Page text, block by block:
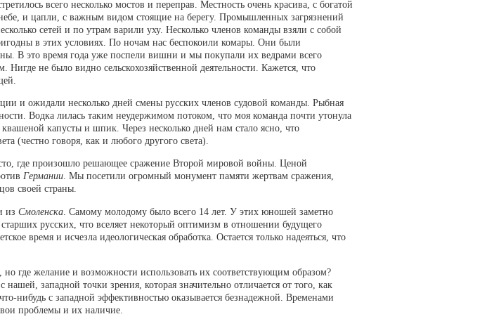
всего несколько мостов и переправ. Местность очень красива, с богатой
и цапли, с важным видом стоящие на берегу. Промышленных загрязнений
сетей и по утрам варили уху. Несколько членов команды взяли с собой
в этих условиях. По ночам нас беспокоили комары. Они были
В это время года уже поспели вишни и мы покупали их ведрами всего
не было видно сельскохозяйственной деятельности. Кажется, что
и ожидали несколько дней смены русских членов судовой команды. Рыбная
Водка лилась таким неудержимом потоком, что моя команда почти утонула
капусты и шпик. Через несколько дней нам стало ясно, что
(честно говоря, как и любого другого света).
где произошло решающее сражение Второй мировой войны. Ценой
Германии. Мы посетили огромный монумент памяти жертвам сражения,
своей страны.
из Смоленска . Самому молодому было всего 14 лет. У этих юношей заметно
русских, что вселяет некоторый оптимизм в отношении будущего
время и исчезла идеологическая обработка. Остается только надеяться, что
где желание и возможности использовать их соответствующим образом?
западной точки зрения, которая значительно отличается от того, как
нибудь с западной эффективностью оказывается безнадежной. Временами
проблемы и их наличие.